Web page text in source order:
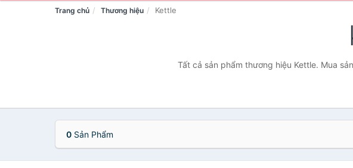
Trang chủ Thương hiệu Kettle
Tất cả sản phẩm thương hiệu Kettle. Mua
0 Sản Phẩm